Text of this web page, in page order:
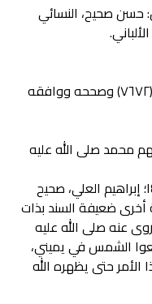
(٢٦١٦)، وقال: حسن صحيح، النسائي
أحمد (١١٢٥٥) بإسناد حسن، الحاكم (٧٦٧٢) وصححه ووافقه
محمد صلى الله عليه
الألباني، صحيح السيرة النبوية، ص١٤٤؛ إبراهيم العلي، صحيح
وجاءت رواية أخرى ضعيفة السند بذات
عنه صلى الله عليه
الشمس في يميني،
حتى يظهره الله